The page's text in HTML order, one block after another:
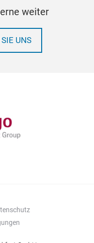
weiter
UNS